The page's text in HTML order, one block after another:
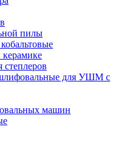
пилы
керамике
степлеров
для УШМ с
машин